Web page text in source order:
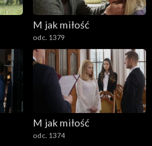
101–200
1–100
M jak miłość
odc. 1379
M jak miłość
odc. 1374